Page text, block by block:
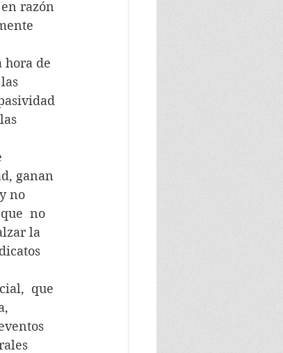
razón
de
ganan
no
no
la
que